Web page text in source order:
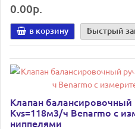
0.00р.
в корзину Быстрый
Клапан
Kvs=118м3/ч Benarmo с
ниппелями